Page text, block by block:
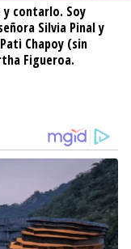
y contarlo. Soy
Silvia Pinal y
Chapoy (sin
Figueroa.